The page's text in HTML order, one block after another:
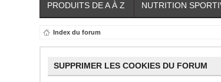
PRODUITS DE A À Z NUTRITION
Index du forum
SUPPRIMER LES COOKIES DU FORUM